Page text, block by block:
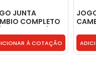
JUNTA
COMPLETO
À COTAÇÃO